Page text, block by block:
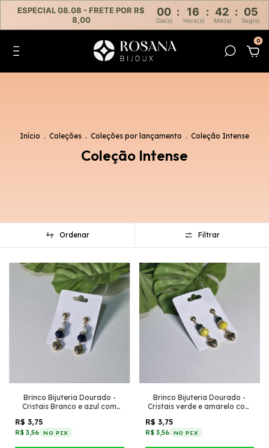
ESPECIAL 08.08 - FRETE POR R$
8,00
00 : 16 : 42 : 04
Dia(s) Hora(s) Min(s) Seg(s)
0
Início . Coleções . Coleções por lançamento . Coleção Intense
Coleção Intense
Ordenar Filtrar
Brinco Bijuteria Dourado -
Cristais Branco e azul com
R$ 3,75
R$ 3,56 NO PIX
Brinco Bijuteria Dourado -
Cristais verde e amarelo com
R$ 3,75
R$ 3,56 NO PIX